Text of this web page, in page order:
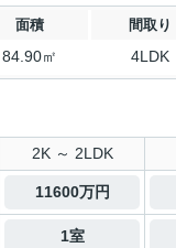
面積 間取り
84.90㎡ 4LDK
2K ～ 2LDK
11600万円
1室